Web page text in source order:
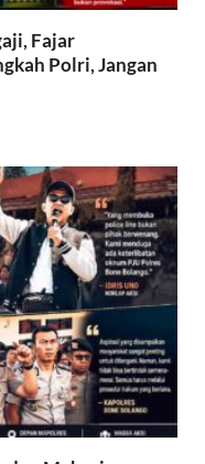
Fajar
Polri, Jangan